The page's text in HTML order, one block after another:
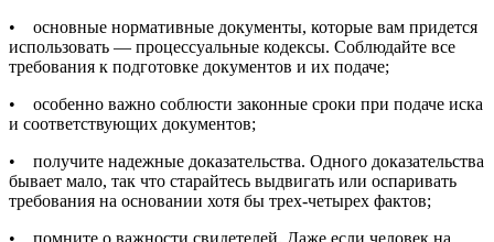
• основные нормативные документы, которые вам придется
использовать — процессуальные кодексы. Соблюдайте все
требования к подготовке документов и их подаче;
• особенно важно соблюсти законные сроки при подаче иска
и соответствующих документов;
• получите надежные доказательства. Одного доказательства
бывает мало, так что старайтесь выдвигать или оспаривать
требования на основании хотя бы трех-четырех фактов;
• помните о важности свидетелей. Даже если человек на